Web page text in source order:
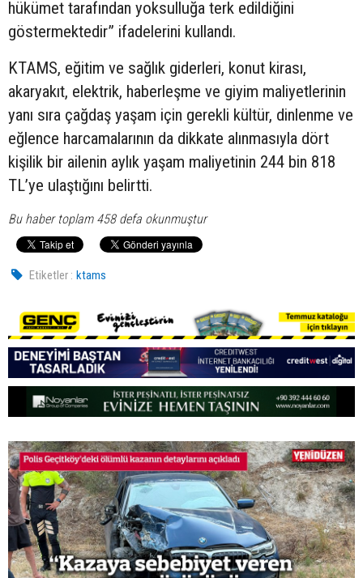
hükümet tarafından yoksulluğa terk edildiğini
göstermektedir” ifadelerini kullandı.
KTAMS, eğitim ve sağlık giderleri, konut kirası,
akaryakıt, elektrik, haberleşme ve giyim maliyetlerinin
yanı sıra çağdaş yaşam için gerekli kültür, dinlenme ve
eğlence harcamalarının da dikkate alınmasıyla dört
kişilik bir ailenin aylık yaşam maliyetinin 244 bin 818
TL’ye ulaştığını belirtti.
Bu haber toplam 458 defa okunmuştur
Etiketler : ktams